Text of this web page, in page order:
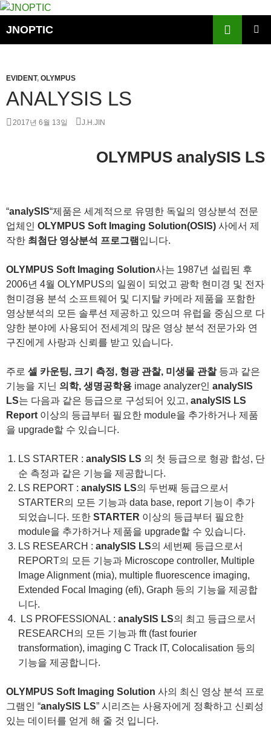
컨
츠
너
기
JNOPTIC
색
EVIDENT, OLYMPUS
ANALYSIS LS
2017년 6월 13일 J.H.JIN
OLYMPUS analySIS LS
“analySIS“제품은 세계적으로 유명한 독일의 영상분석 전문
업체인 OLYMPUS Soft Imaging Solution(OSIS) 사에서 제
작한 최첨단 영상분석 프로그램 입니다.
OLYMPUS Soft Imaging Solution사는 1987년 설립된 후
2006년 4월 OLYMPUS의 일원이 되었고 광학 현미경 및 전자
현미경용 분석 소프트웨어 및 디지탈 카메라 제품을 포함한
영상분석의 모든 솔루션 제공하고 있으며 유럽을 중심으로 다
양한 분야에 사용되어 전세계의 많은 영상 분석 전문가와 연
구진에게 사랑과 신뢰를 받고 있습니다.
주로 셀 카운팅, 크기 측정, 형광 관찰, 미생물 관찰 등과 같은
기능을 지닌 의학, 생명공학용 image analyzer인 analySIS
LS는 다음과 같은 등급으로 구성되어 있고, analySIS LS
Report 이상의 등급부터 필요한 module을 추가하거나 제품
을 upgrade할 수 있습니다.
LS STARTER : analySIS LS 의 첫 등급으로 형광 합성, 단
순 측정과 같은 기능을 제공합니다.
LS REPORT : analySIS LS의 두번째 등급으로서
STARTER의 모든 기능과 data base, report 기능이 추가
되었습니다. 또한 STARTER 이상의 등급부터 필요한
module을 추가하거나 제품을 upgrade할 수 있습니다.
LS RESEARCH : analySIS LS의 세번쩨 등급으로서
REPORT의 모든 기능과 Microscope controller, Multiple
Image Alignment (mia), multiple fluorescence imaging,
Extended Focal Imaging (efi), Graph 등의 기능을 제공합
니다.
LS PROFESSIONAL : analySIS LS의 최고 등급으로서
RESEARCH의 모든 기능과 fft (fast fourier
transformation), imaging C Track IT, Colocalisation 등의
기능을 제공합니다.
OLYMPUS Soft Imaging Solution 사의 최신 영상 분석 프로
그램인 “analySIS LS” 시리즈는 사용자에게 정확하고 신뢰성
있는 데이터를 얻게 해 줄 것 입니다.